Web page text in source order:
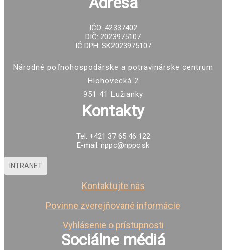
IČO: 42337402
DIČ: 2023975107
IČ DPH: SK2023975107
Národné poľnohospodárske a potravinárske centrum
Hlohovecká 2
951 41 Lužianky
Kontakty
Tel: +421 37 65 46 122
E-mail: nppc@nppc.sk
INTRANET
Kontaktujte nás
Povinne zverejňované informácie
Vyhlásenie o prístupnosti
Sociálne médiá